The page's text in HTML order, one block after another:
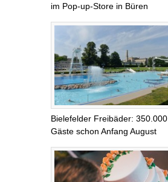
im Pop-up-Store in Büren
Bielefelder Freibäder: 350.000
Gäste schon Anfang August